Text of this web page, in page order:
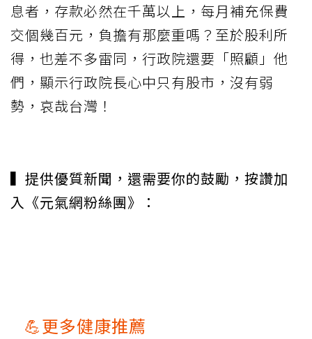
息者，存款必然在千萬以上，每月補充保費
交個幾百元，負擔有那麼重嗎？至於股利所
得，也差不多雷同，行政院還要「照顧」他
們，顯示行政院長心中只有股市，沒有弱
勢，哀哉台灣！
▍提供優質新聞，還需要你的鼓勵，按讚加
入《元氣網粉絲團》：
💪更多健康推薦